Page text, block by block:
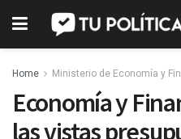
Home Ministerio de Economía y
Economía y
las vistas